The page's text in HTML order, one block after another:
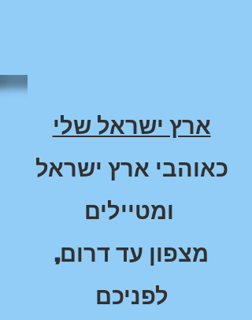
ארץ ישראל שלי
כאוהבי ארץ ישראל
,מצפון עד דרום
לפניכם